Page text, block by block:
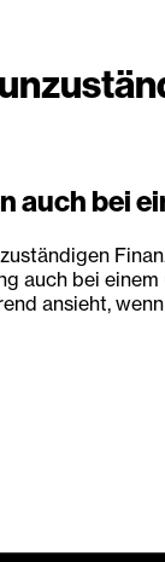
auch
auch bei
ansieht,